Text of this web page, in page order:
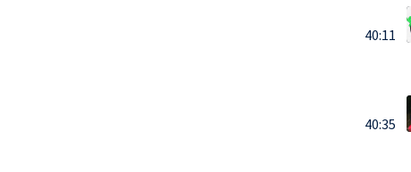
40:11
40:35